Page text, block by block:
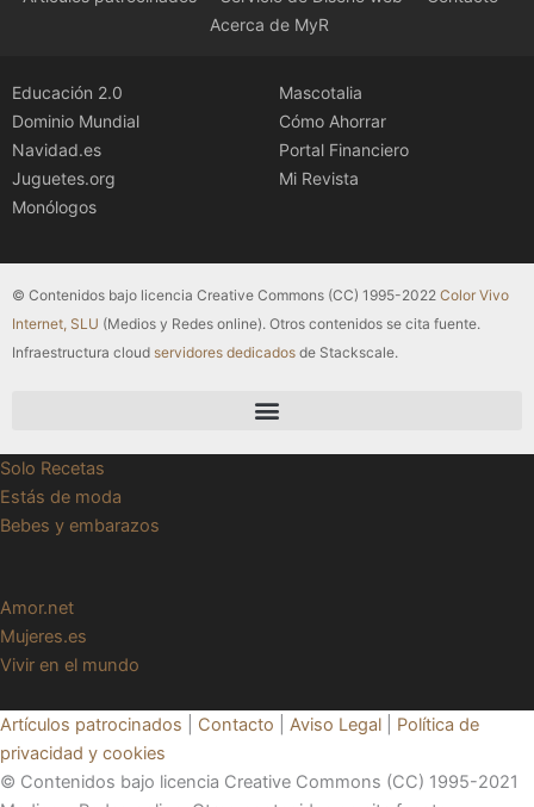
Acerca de MyR
Educación 2.0
Dominio Mundial
Navidad.es
Juguetes.org
Monólogos
Mascotalia
Cómo Ahorrar
Portal Financiero
Mi Revista
© Contenidos bajo licencia Creative Commons (CC) 1995-2022 Color Vivo
Internet, SLU (Medios y Redes online). Otros contenidos se cita fuente.
Infraestructura cloud servidores dedicados de Stackscale.
Solo Recetas
Estás de moda
Bebes y embarazos
Amor.net
Mujeres.es
Vivir en el mundo
Artículos patrocinados Contacto Aviso Legal
Política de
privacidad y cookies
© Contenidos bajo licencia Creative Commons (CC) 1995-2021